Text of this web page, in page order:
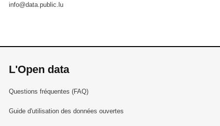
info@data.public.lu
L'Open data
Questions fréquentes (FAQ)
Guide d'utilisation des données ouvertes